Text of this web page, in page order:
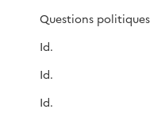
Questions politiques
Id.
Id.
Id.